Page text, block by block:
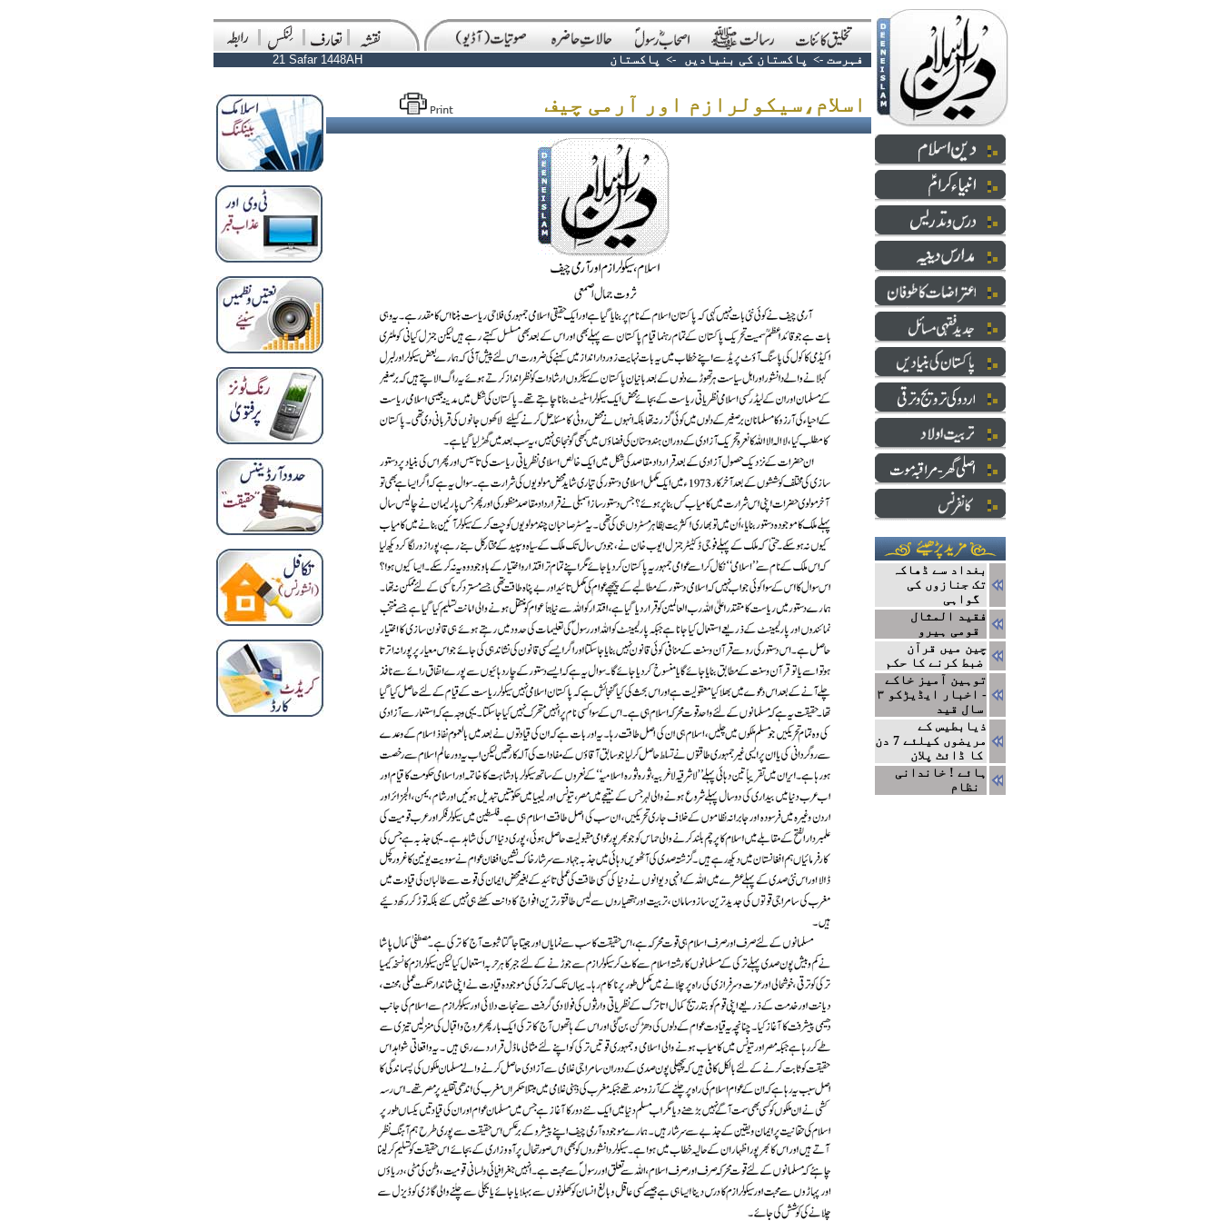
21 Safar 1448AH فہرست -> پاکستان کی بنیادیں -> پاکستان
بغداد سے ڈھاکہ
تک جنازوں کی
گواہی
فقید المثال
چین میں قرآن
ضبط کرنے کا حکم
توہین آمیز خاکے
- اخبار ایڈیڑکو ۳
سال قید
ذیابطیس کے
مریضوں کیلئے 7 دن
کا ڈائٹ پلان
ہائے ! خاندانی